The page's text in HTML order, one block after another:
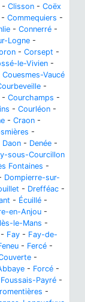
- Clisson - Coëx
- Commequiers -
- Connerré -
Logne -
- Corsept -
le-Vivien -
Couesmes-Vaucé
-
- Courchamps -
- Courléon -
- Craon -
-
Daon - Denée -
sous-Courcillon
Fontaines -
Dompierre-sur-
- Drefféac -
- Écuillé -
en-Anjou -
le-Mans -
- Fay - Fay-de-
- Fercé -
-
- Forcé -
Foussais-Payré -
-